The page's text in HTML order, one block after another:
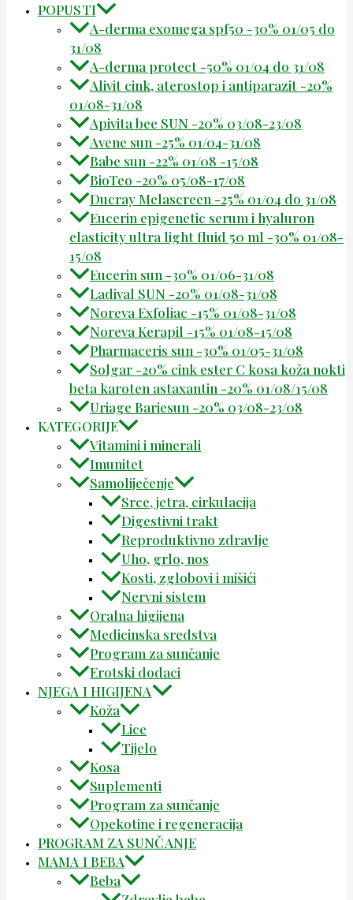
POPUSTI
A-derma exomega spf50 -30% 01/05 do
31/08
A-derma protect -50% 01/04 do 31/08
Alivit cink, aterostop i antiparazit -20%
01/08-31/08
Apivita bee SUN -20% 03/08-23/08
Avene sun -25% 01/04-31/08
Babe sun -22% 01/08 -15/08
BioTeo -20% 05/08-17/08
Ducray Melascreen -25% 01/04 do 31/08
Eucerin epigenetic serum i hyaluron
elasticity ultra light fluid 50 ml -30% 01/08-
15/08
Eucerin sun -30% 01/06-31/08
Ladival SUN -20% 01/08-31/08
Noreva Exfoliac -15% 01/08-31/08
Noreva Kerapil -15% 01/08-15/08
Pharmaceris sun -30% 01/05-31/08
Solgar -20% cink ester C kosa koža nokti
beta karoten astaxantin -20% 01/08/15/08
Uriage Bariesun -20% 03/08-23/08
KATEGORIJE
Vitamini i minerali
Imunitet
Samoliječenje
Srce, jetra, cirkulacija
Digestivni trakt
Reproduktivno zdravlje
Uho, grlo, nos
Kosti, zglobovi i mišići
Nervni sistem
Oralna higijena
Medicinska sredstva
Program za sunčanje
Erotski dodaci
NJEGA I HIGIJENA
Koža
Lice
Tijelo
Kosa
Suplementi
Program za sunčanje
Opekotine i regeneracija
PROGRAM ZA SUNČANJE
MAMA I BEBA
Beba